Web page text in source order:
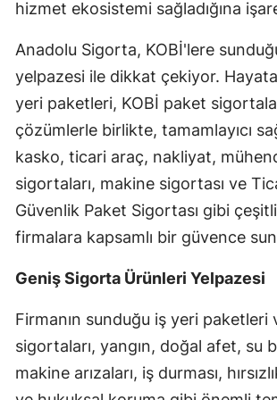
hizmet ekosistemi sağladığına
Anadolu Sigorta, KOBİ'lere
yelpazesi ile dikkat çekiyor.
yeri paketleri, KOBİ paket
çözümlerle birlikte, tamamlayıcı
kasko, ticari araç, nakliyat,
sigortaları, makine sigortası ve
Güvenlik Paket Sigortası gibi
firmalara kapsamlı bir güvence
Geniş Sigorta Ürünleri Yelpazesi
Firmanın sunduğu iş yeri paketleri
sigortaları, yangın, doğal afet, su
makine arızaları, iş durması,